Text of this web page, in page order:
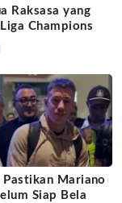
Raksasa yang
Champions
Pastikan Mariano
Siap Bela